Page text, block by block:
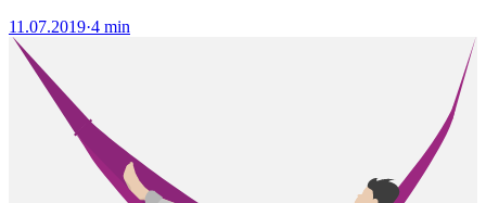
11.07.2019·4 min